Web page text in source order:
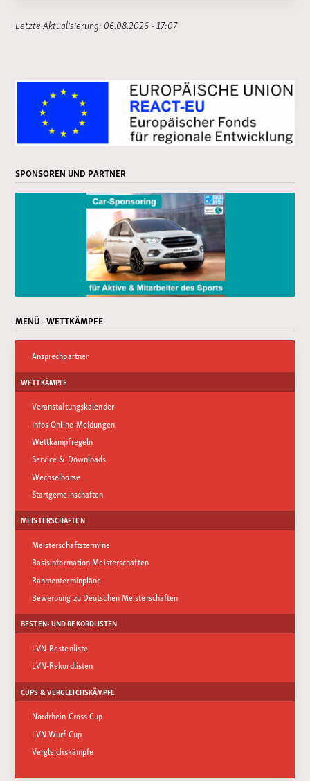
Letzte Aktualisierung: 06.08.2026 - 17:07
SPONSOREN UND PARTNER
MENÜ - WETTKÄMPFE
Ansprechpartner
WETTKÄMPFE
Veranstaltungskalender
Infos Online-Meldungen
Wettkampfregeln
Service & Downloads
Wechselbörse
Startgemeinschaften
MEISTERSCHAFTEN
Meisterschaftstermine
Basisinformation Meisterschaften
Rahmenterminpläne
Bewerbung zu Deutschen Meisterschaften
BESTEN- UND REKORDLISTEN
LVN-Bestenliste
LVN-Rekordlisten
CUPS & VERGLEICHSKÄMPFE
Nordrhein Cross Cup
LVN Wurf Cup
Vergleichskämpfe